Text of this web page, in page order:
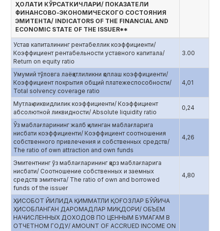
ҲОЛАТИ КЎРСАТКИЧЛАРИ/ ПОКАЗАТЕЛИ
ФИНАНСОВО-ЭКОНОМИЧЕСКОГО СОСТОЯНИЯ
ЭМИТЕНТА/ INDICATORS OF THE FINANCIAL AND
ECONOMIC STATE OF THE ISSUER**
Устав капиталининг рентабеллик коэффициенти/
Коэффициент рентабельности уставного капитала/
Return on equity ratio
3.00
Умумий тўловга лаёқатлиликни қоплаш коэффициенти/
Коэффициент покрытия общий платежеспособности/
Total solvency coverage ratio
4,01
Мутлақ ликвидлилик коэффициенти/ Коэффициент
абсолютной ликвидности/ Absolute liquidity ratio
0,24
Ўз маблағларининг жалб қилинган маблағларига
нисбати коэффициенти/ Коэффициент соотношения
собственного привлечения и собственных средств/
The ratio of own attraction and own funds
4,26
Эмитентнинг ўз маблағларининг қарз маблағларига
нисбати/ Соотношение собственных и заемных
средств эмитента/ The ratio of own and borrowed
funds of the issuer
4,80
ҲИСОБОТ ЙИЛИДА ҚИММАТЛИ ҚОҒОЗЛАР БЎЙИЧА
ҲИСОБЛАНГАН ДАРОМАДЛАР МИҚДОРИ/ ОБЪЕМ
НАЧИСЛЕННЫХ ДОХОДОВ ПО ЦЕННЫМ БУМАГАМ В
ОТЧЕТНОМ ГОДУ/ AMOUNT OF ACCRUED INCOME ON